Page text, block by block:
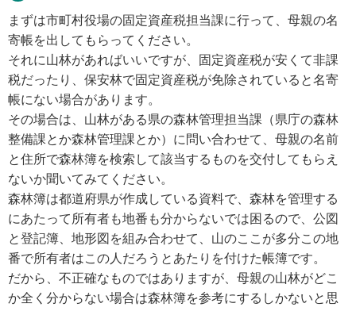
まずは市町村役場の固定資産税担当課に行って、母親の名
寄帳を出してもらってください。
それに山林があればいいですが、固定資産税が安くて非課
税だったり、保安林で固定資産税が免除されていると名寄
帳にない場合があります。
その場合は、山林がある県の森林管理担当課（県庁の森林
整備課とか森林管理課とか）に問い合わせて、母親の名前
と住所で森林簿を検索して該当するものを交付してもらえ
ないか聞いてみてください。
森林簿は都道府県が作成している資料で、森林を管理する
にあたって所有者も地番も分からないでは困るので、公図
と登記簿、地形図を組み合わせて、山のここが多分この地
番で所有者はこの人だろうとあたりを付けた帳簿です。
だから、不正確なものではありますが、母親の山林がどこ
か全く分からない場合は森林簿を参考にするしかないと思